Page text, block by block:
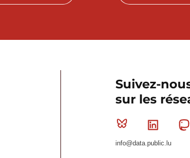
Suivez-
sur les
Bluesky
info@data.public.lu